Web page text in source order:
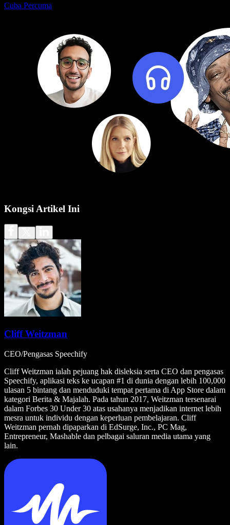
Cuba Percuma
Kongsi Artikel Ini
Cliff Weitzman
CEO/Pengasas Speechify
Cliff Weitzman ialah pejuang hak disleksia serta CEO dan pengasas
Speechify, aplikasi teks ke ucapan #1 di dunia dengan lebih 100,000
ulasan 5 bintang dan menduduki tempat pertama di App Store dalam
kategori Berita & Majalah. Pada tahun 2017, Weitzman tersenarai
dalam Forbes 30 Under 30 atas usahanya menjadikan internet lebih
mesra untuk individu dengan keperluan pembelajaran. Cliff
Weitzman pernah dipaparkan di EdSurge, Inc., PC Mag,
Entrepreneur, Mashable dan pelbagai saluran media utama yang
lain.